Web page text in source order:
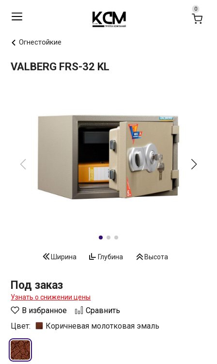
Огнестойкие
VALBERG FRS-32 KL
Ширина Глубина Высота
Под заказ
Узнать о снижении цены
В избранное
Сравнить
Цвет:
Коричневая молотковая эмаль